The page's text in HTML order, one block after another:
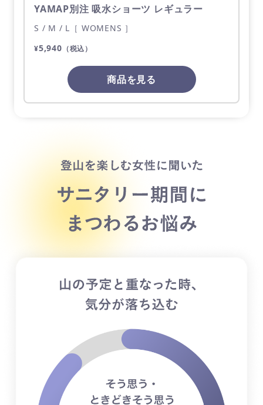
YAMAP別注 吸水ショーツ レギュラー
S / M / L［ WOMENS ］
¥5,940 （税込）
商品を見る